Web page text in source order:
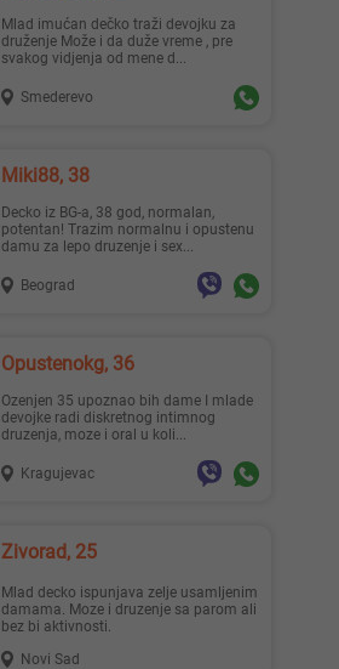
Mlad imućan dečko traži devojku za
druženje Može i da duže vreme , pre
svakog vidjenja od mene d...
Smederevo
Miki88, 38
Decko iz BG-a, 38 god, normalan,
potentan! Trazim normalnu i opustenu
damu za lepo druzenje i sex...
Beograd
Opustenokg, 36
ozenjen 35 upoznao bih dame I mlade
devojke radi diskretnog intimnog
druzenja, moze i oral u koli...
Kragujevac
Zivorad, 25
Mlad decko ispunjava zelje usamljenim
damama. Moze i druzenje sa parom ali
bez bi aktivnosti.
Novi Sad